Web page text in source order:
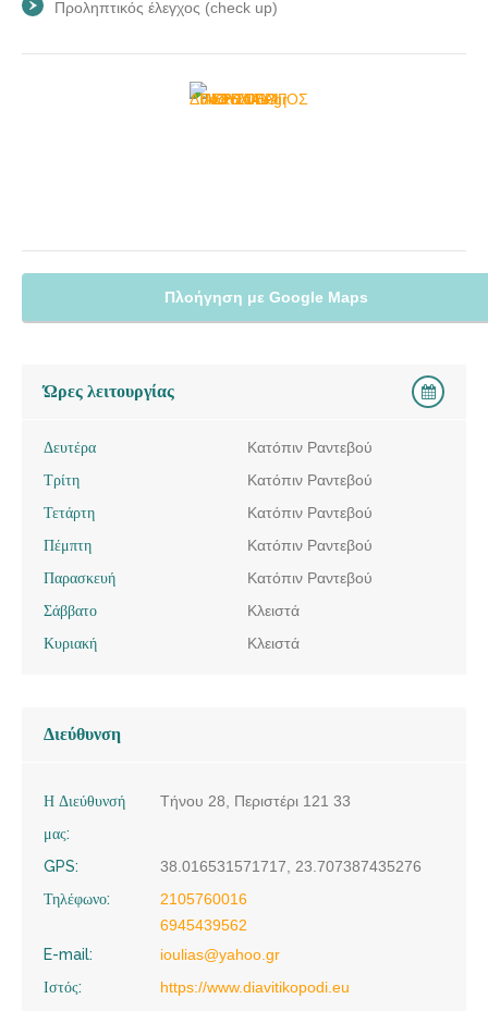
Προληπτικός έλεγχος (check up)
Πλοήγηση με Google Maps
Ώρες λειτουργίας
Δευτέρα
Κατόπιν Ραντεβού
Τρίτη
Κατόπιν Ραντεβού
Τετάρτη
Κατόπιν Ραντεβού
Πέμπτη
Κατόπιν Ραντεβού
Παρασκευή
Κατόπιν Ραντεβού
Σάββατο
Κλειστά
Κυριακή
Κλειστά
Διεύθυνση
Η Διεύθυνσή
μας:
Τήνου 28, Περιστέρι 121 33
GPS:
38.016531571717, 23.707387435276
Τηλέφωνο:
2105760016
6945439562
E-mail:
ioulias@yahoo.gr
Ιστός:
https://www.diavitikopodi.eu